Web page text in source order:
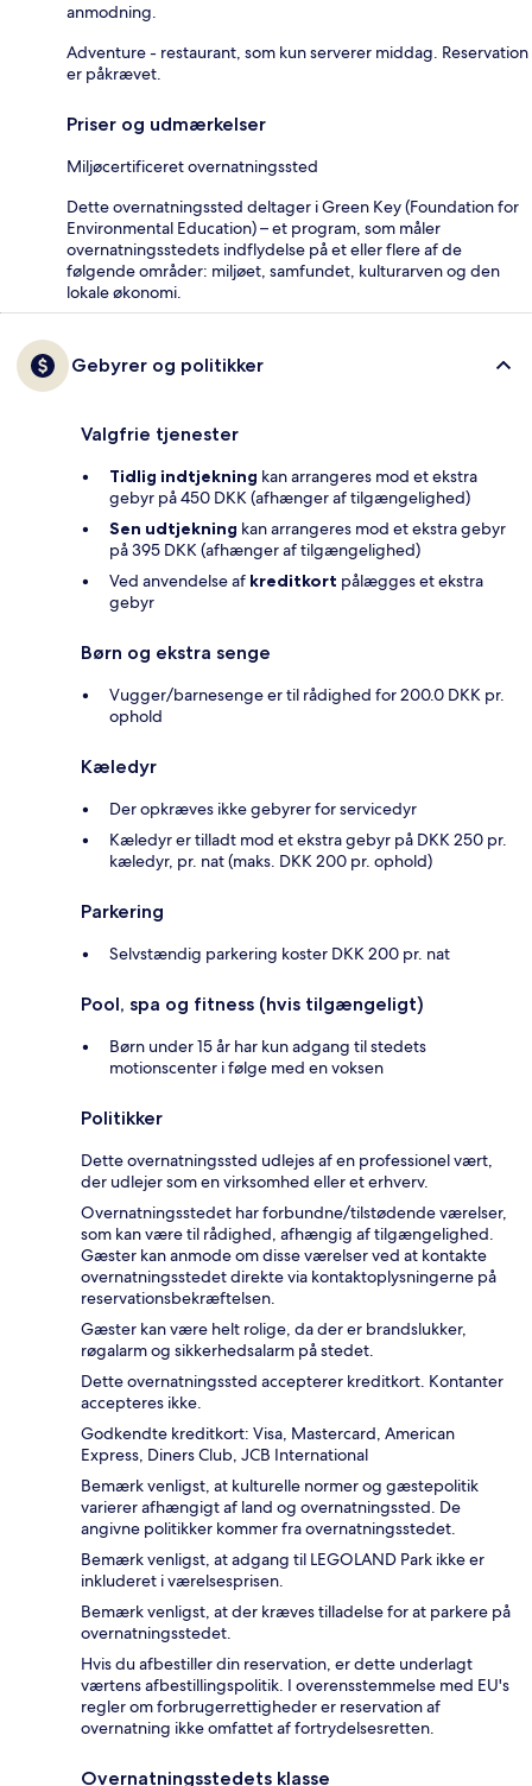
anmodning.
Adventure - restaurant, som kun serverer middag. Reservation
er påkrævet.
Priser og udmærkelser
Miljøcertificeret overnatningssted
Dette overnatningssted deltager i Green Key (Foundation for
Environmental Education) – et program, som måler
overnatningsstedets indflydelse på et eller flere af de
følgende områder: miljøet, samfundet, kulturarven og den
lokale økonomi.
Gebyrer og politikker
Valgfrie tjenester
Tidlig indtjekning kan arrangeres mod et ekstra
gebyr på 450 DKK (afhænger af tilgængelighed)
Sen udtjekning kan arrangeres mod et ekstra gebyr
på 395 DKK (afhænger af tilgængelighed)
Ved anvendelse af kreditkort pålægges et ekstra
gebyr
Børn og ekstra senge
Vugger/barnesenge er til rådighed for 200.0 DKK pr.
ophold
Kæledyr
Der opkræves ikke gebyrer for servicedyr
Kæledyr er tilladt mod et ekstra gebyr på DKK 250 pr.
kæledyr, pr. nat (maks. DKK 200 pr. ophold)
Parkering
Selvstændig parkering koster DKK 200 pr. nat
Pool, spa og fitness (hvis tilgængeligt)
Børn under 15 år har kun adgang til stedets
motionscenter i følge med en voksen
Politikker
Dette overnatningssted udlejes af en professionel vært,
der udlejer som en virksomhed eller et erhverv.
Overnatningsstedet har forbundne/tilstødende værelser,
som kan være til rådighed, afhængig af tilgængelighed.
Gæster kan anmode om disse værelser ved at kontakte
overnatningsstedet direkte via kontaktoplysningerne på
reservationsbekræftelsen.
Gæster kan være helt rolige, da der er brandslukker,
røgalarm og sikkerhedsalarm på stedet.
Dette overnatningssted accepterer kreditkort. Kontanter
accepteres ikke.
Godkendte kreditkort: Visa, Mastercard, American
Express, Diners Club, JCB International
Bemærk venligst, at kulturelle normer og gæstepolitik
varierer afhængigt af land og overnatningssted. De
angivne politikker kommer fra overnatningsstedet.
Bemærk venligst, at adgang til LEGOLAND Park ikke er
inkluderet i værelsesprisen.
Bemærk venligst, at der kræves tilladelse for at parkere på
overnatningsstedet.
Hvis du afbestiller din reservation, er dette underlagt
værtens afbestillingspolitik. I overensstemmelse med EU's
regler om forbrugerrettigheder er reservation af
overnatning ikke omfattet af fortrydelsesretten.
Overnatningsstedets klasse